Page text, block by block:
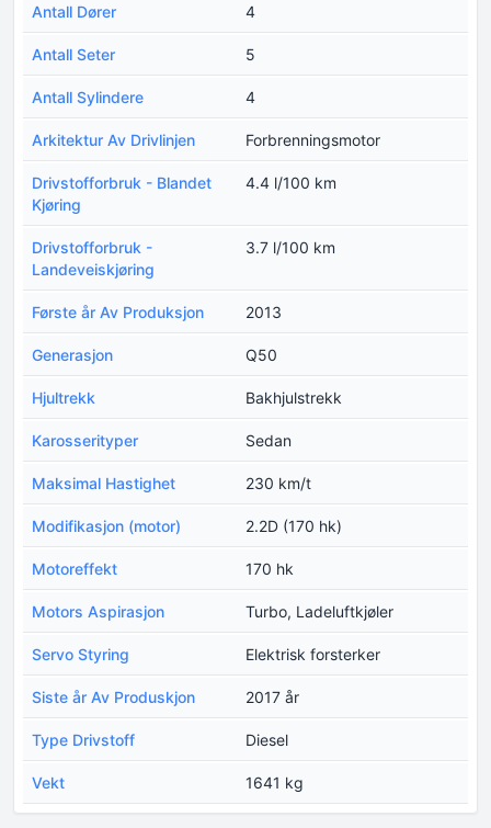
Antall Dører 4
Antall Seter 5
Antall Sylindere 4
Arkitektur Av Drivlinjen Forbrenningsmotor
Drivstofforbruk - Blandet
Kjøring
4.4 l/100 km
Drivstofforbruk -
Landeveiskjøring
3.7 l/100 km
Første år Av Produksjon 2013
Generasjon Q50
Hjultrekk Bakhjulstrekk
Karosserityper Sedan
Maksimal Hastighet 230 km/t
Modifikasjon (motor) 2.2D (170 hk)
Motoreffekt 170 hk
Motors Aspirasjon Turbo, Ladeluftkjøler
Servo Styring Elektrisk forsterker
Siste år Av Produskjon 2017 år
Type Drivstoff Diesel
Vekt 1641 kg